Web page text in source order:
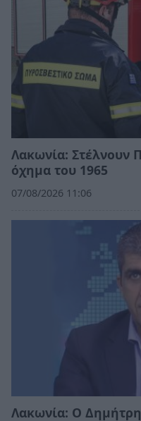
Λακωνία: Στέλνουν
όχημα του 1965
07/08/2026 11:06
Λακωνία: Ο